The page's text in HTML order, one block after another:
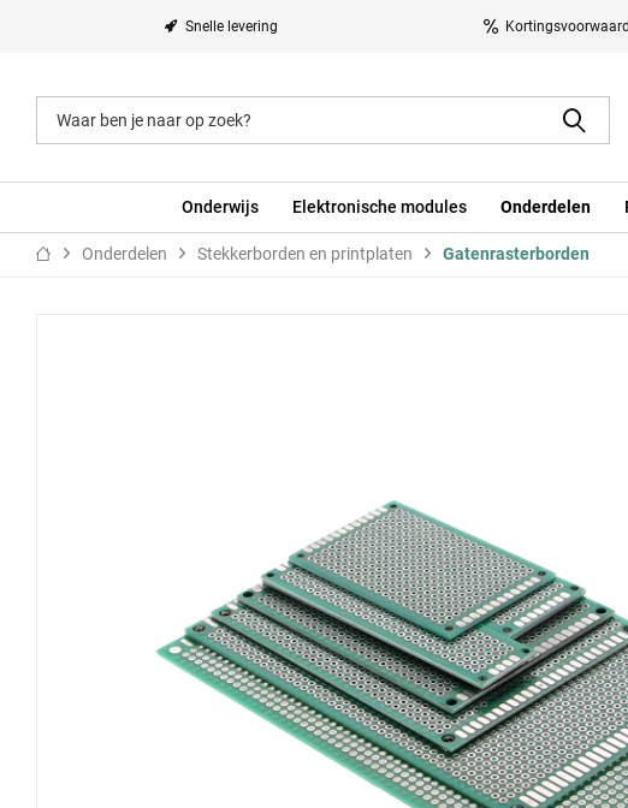
Snelle levering
Onderwijs Elektronische modules Onderdelen
Onderdelen Stekkerborden en printplaten Gatenrasterborden